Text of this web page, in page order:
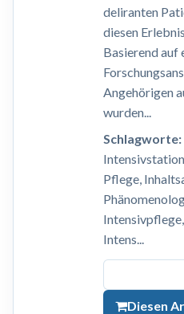
deliranten
diesen
Basierend auf
Angehörigen
wurden...
Schlagworte:
Pflege,
Intens...
Diesen